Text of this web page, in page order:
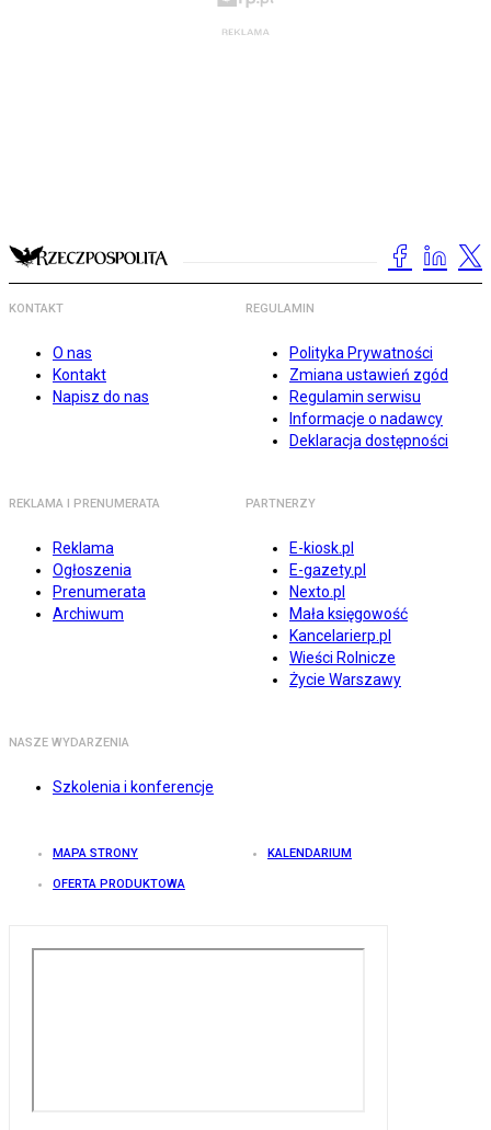
KONTAKT
O nas
Kontakt
Napisz do nas
REGULAMIN
Polityka Prywatności
Zmiana ustawień zgód
Regulamin serwisu
Informacje o nadawcy
Deklaracja dostępności
REKLAMA I PRENUMERATA
Reklama
Ogłoszenia
Prenumerata
Archiwum
PARTNERZY
E-kiosk.pl
E-gazety.pl
Nexto.pl
Mała księgowość
Kancelarierp.pl
Wieści Rolnicze
Życie Warszawy
NASZE WYDARZENIA
Szkolenia i konferencje
MAPA STRONY KALENDARIUM
OFERTA PRODUKTOWA